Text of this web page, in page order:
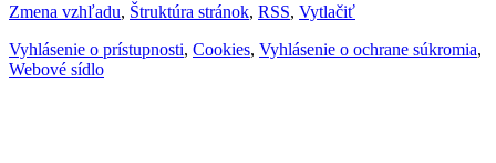
Zmena vzhľadu, Štruktúra stránok, RSS, Vytlačiť
Vyhlásenie o prístupnosti, Cookies, Vyhlásenie o ochrane súkromia,
Webové sídlo